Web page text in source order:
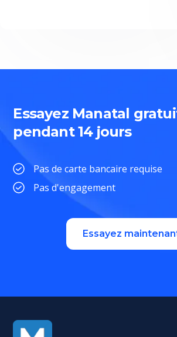
Essayez Manatal
pendant 14 jours
Pas de carte bancaire requise
Pas d'engagement
Essayez